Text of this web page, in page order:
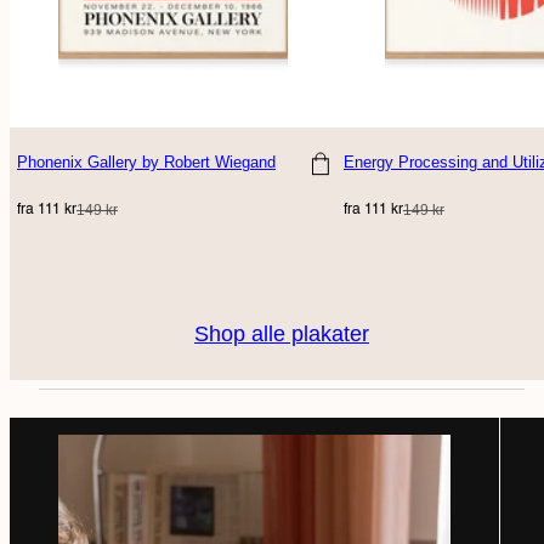
Vælg størrelse
Phonenix Gallery by Robert Wiegand
Udsalgspris
fra 111 kr
Normal
149 kr
Vælg størrelse
Energy Processing and
Udsalgspris
fra 111 kr
Normal
149 kr
Shop alle plakater